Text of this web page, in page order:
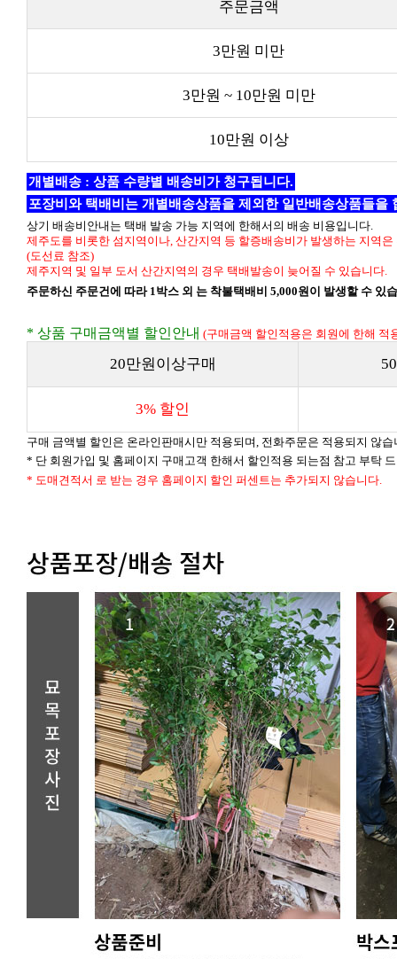
주문금액
3만원 미만
3만원 ~ 10만원 미만
10만원 이상
개별배송 : 상품 수량별 배송비가 청구됩니다.
포장비와 택배비는 개별배송상품을 제외한 일반배송상품들을
상기 배송비안내는 택배 발송 가능 지역에 한해서의 배송 비용입니다.
제주도를 비롯한 섬지역이나, 산간지역 등 할증배송비가 발생하는 지역
(도선료 참조)
제주지역 및 일부 도서 산간지역의 경우 택배발송이 늦어질 수 있습니다.
주문하신 주문건에 따라 1박스 외 는 착불택배비 5,000원이 발생할 수 있
* 상품 구매금액별 할인안내 (구매금액 할인적용은 회원에 한해 적
20만원이상구매
3% 할인
구매 금액별 할인은 온라인판매시만 적용되며, 전화주문은 적용되지 않습
* 단 회원가입 및 홈페이지 구매고객 한해서 할인적용 되는점 참고 부탁
* 도매견적서 로 받는 경우 홈페이지 할인 퍼센트는 추가되지 않습니다.